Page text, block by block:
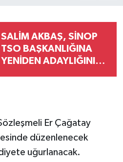
SALİM AKBAŞ, SİNOP
TSO BAŞKANLIĞINA
YENİDEN ADAYLIĞINI
Er Çağatay
düzenlenecek
uğurlanacak.